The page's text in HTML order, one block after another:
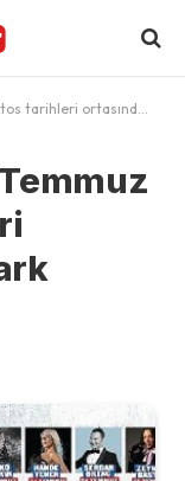
Şenlik Park Yenikapı’da!